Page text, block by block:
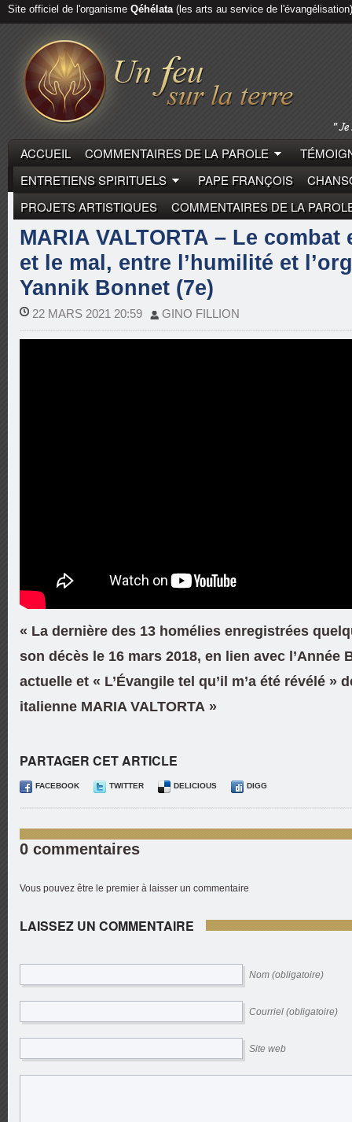
Site officiel de l'organisme Qéhélata(les arts au service de l'évangélisation)
ACCUEIL COMMENTAIRES DE LA PAROLE
ENTRETIENS SPIRITUELS
PAPE FRANÇOIS
PROJETS ARTISTIQUES
COMMENTAIRES DE LA
COMMENTAIRES DE LA PAROLE YANNIK BONNET
MARIA VALTORTA – Le
et le mal, entre l’humilité et
Yannik Bonnet (7e)
22 MARS 2021 20:59 GINO FILLION
« La dernière des 13 homélies enregistrées
son décès le 16 mars 2018, en lien avec l’Année
actuelle et « L’Évangile tel qu’il m’a été révélé »
italienne MARIA VALTORTA »
PARTAGER CET ARTICLE
FACEBOOK TWITTER DELICIOUS DIGG
0 commentaires
Vous pouvez être le premier à laisser un commentaire
LAISSEZ UN COMMENTAIRE
Nom (obligatoire)
Courriel (obligatoire)
Site web